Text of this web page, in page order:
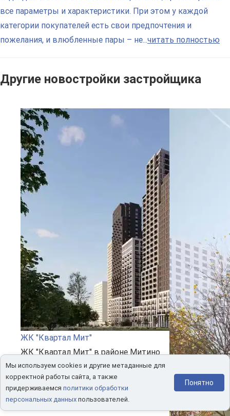
все параметры и характеристики. При этом у каждой
категории покупателей есть свои предпочтения и
пожелания, и влюбленные пары – не...читать полностью
Другие новостройки застройщика
ЖК "Квартал Мит"
ЖК "Квартал Мит" в районе Митино
г.Москвы. Цены на квартиры от 9,9
млн рублей
1-комн.от 31,5 м²11 700 000 ₽
Мы используем cookies и другие метаданные для
корректной работы сайта, а также
придерживаемся политики обработки
персональных данных пользователей.
Понятно